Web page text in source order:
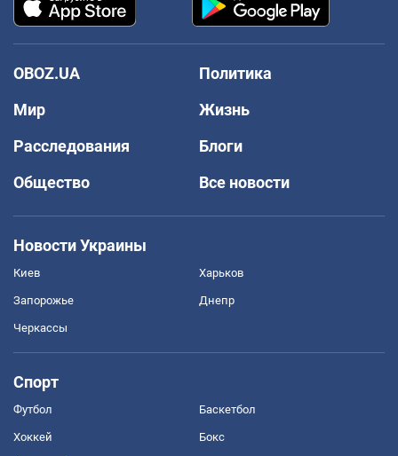
OBOZ.UA
Политика
Мир
Жизнь
Расследования
Блоги
Общество
Все новости
Новости Украины
Киев Харьков
Запорожье Днепр
Черкассы
Спорт
Футбол Баскетбол
Хоккей Бокс